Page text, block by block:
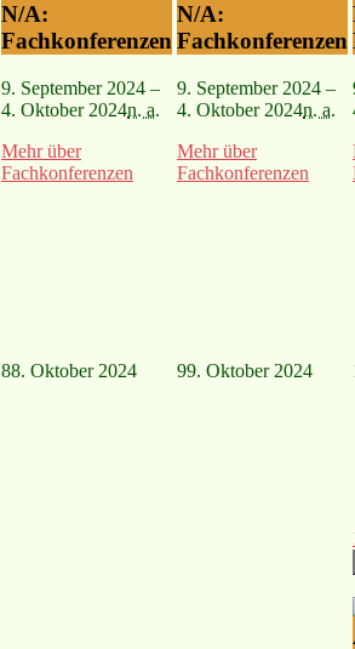
N/A:
Fachkonferenzen
9. September 2024 –
4. Oktober 2024n. a.
Mehrüber
Fachkonferenzen
N/A:
Fachkonferenzen
9. September 2024 –
4. Oktober 2024n. a.
Mehrüber
Fachkonferenzen
88. Oktober 2024 99. Oktober 2024